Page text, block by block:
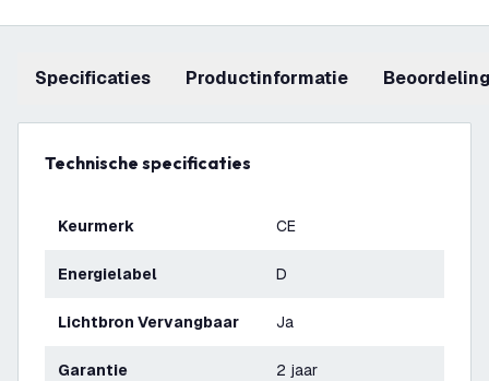
Specificaties productinformatie
Technische specificaties
Keurmerk CE
Energielabel D
Lichtbron Vervangbaar Ja
Garantie 2 jaar